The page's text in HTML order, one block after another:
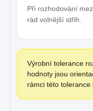
Při rozhodování
rád volnější střih.
Výrobní tolerance
hodnoty jsou
rámci této tolerance